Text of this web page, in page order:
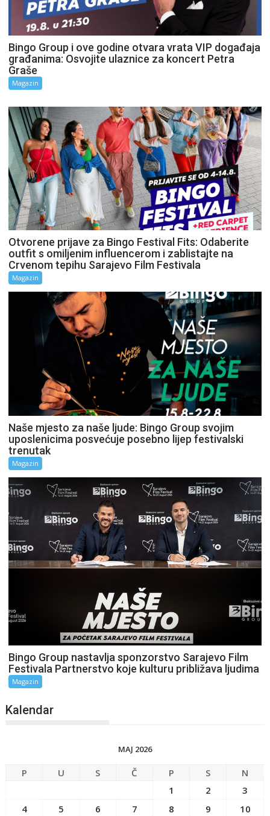
Bingo Group i ove godine otvara vrata VIP događaja
građanima: Osvojite ulaznice za koncert Petra
Graše
Magazin
Otvorene prijave za Bingo Festival Fits: Odaberite
outfit s omiljenim influencerom i zablistajte na
Crvenom tepihu Sarajevo Film Festivala
Magazin
Naše mjesto za naše ljude: Bingo Group svojim
uposlenicima posvećuje posebno lijep festivalski
trenutak
Magazin
Bingo Group nastavlja sponzorstvo Sarajevo Film
Festivala Partnerstvo koje kulturu približava ljudima
Magazin
Kalendar
MAJ 2026
P U S Č P S
N
1
2
3
4
5 6 7 8 9
10